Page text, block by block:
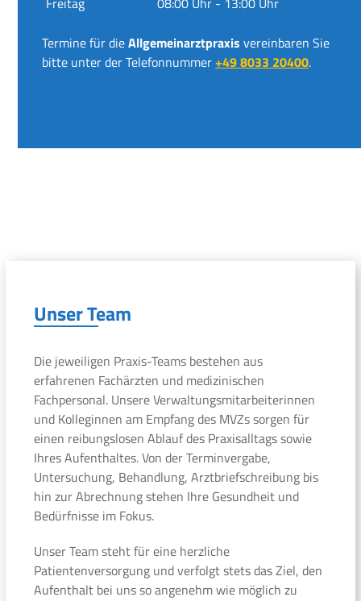
Termine für dieAllgemeinarztpraxis vereinbaren Sie
bitte unter der Telefonnummer+49 8033 20400.
Unser Team
Die jeweiligen Praxis-Teams bestehen aus
erfahrenen Fachärzten und medizinischen
Fachpersonal. Unsere Verwaltungsmitarbeiterinnen
und Kolleginnen am Empfang des MVZs sorgen für
einen reibungslosen Ablauf des Praxisalltags sowie
Ihres Aufenthaltes. Von der Terminvergabe,
Untersuchung, Behandlung, Arztbriefschreibung bis
hin zur Abrechnung stehen Ihre Gesundheit und
Bedürfnisse im Fokus.
Unser Team steht für eine herzliche
Patientenversorgung und verfolgt stets das Ziel, den
Aufenthalt bei uns so angenehm wie möglich zu